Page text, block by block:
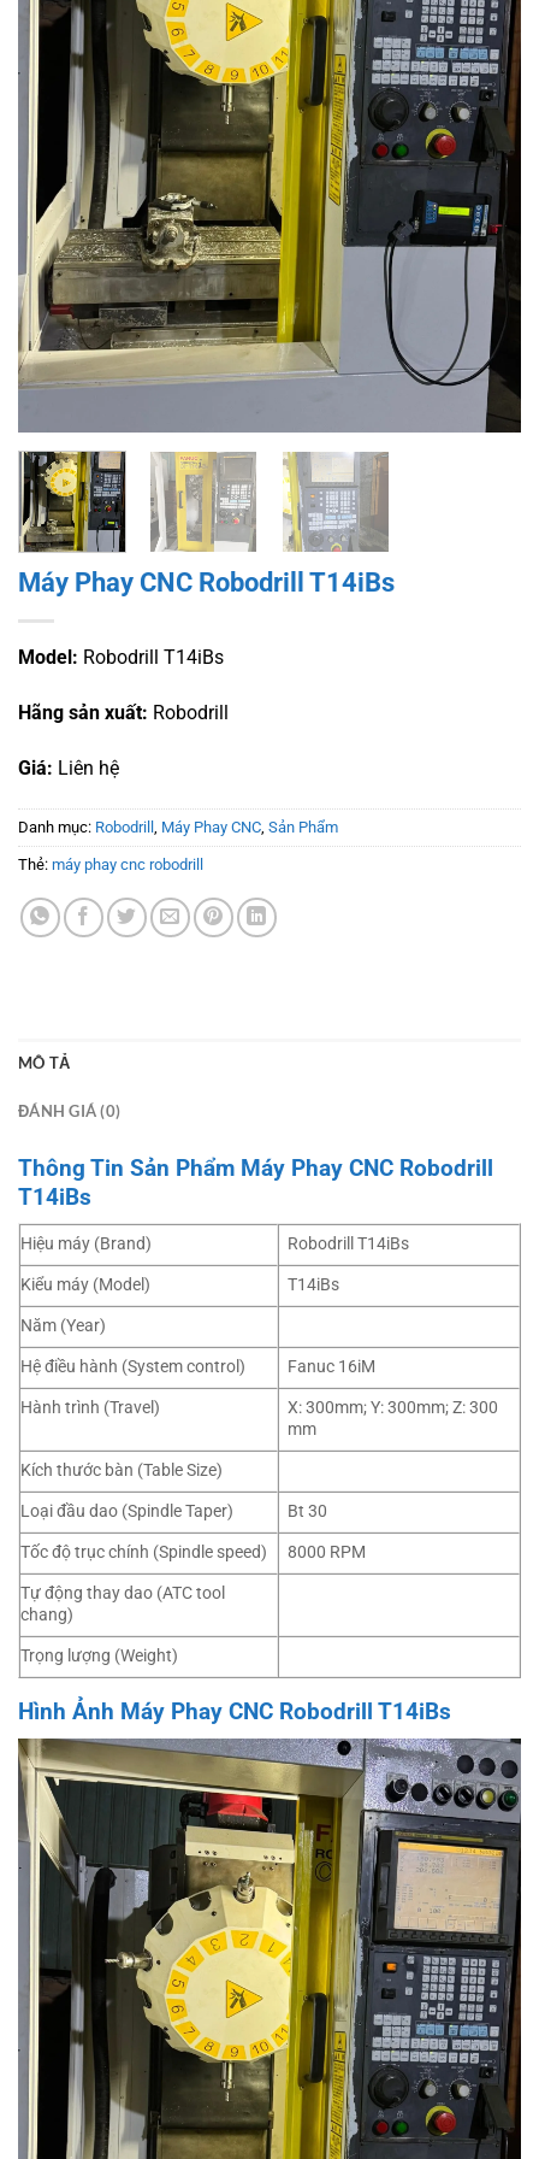
Máy Phay CNC Robodrill T14iBs
Model: Robodrill T14iBs
Hãng sản xuất: Robodrill
Giá: Liên hệ
Danh mục: Robodrill Máy Phay CNC Sản Phẩm
Thẻ: máy phay cnc robodrill
MÔ TẢ
ĐÁNH GIÁ (0)
Thông Tin Sản Phẩm Máy Phay CNC Robodrill
T14iBs
Hiệu máy (Brand)
Robodrill T14iBs
Kiểu máy (Model)
T14iBs
Năm (Year)
Hệ điều hành (System control)
Fanuc 16iM
Hành trình (Travel)
X: 300mm; Y: 300mm; Z: 300
mm
Kích thước bàn (Table Size)
Loại đầu dao (Spindle Taper)
Bt 30
Tốc độ trục chính (Spindle speed)
8000 RPM
Tự động thay dao (ATC tool
chang)
Trọng lượng (Weight)
Hình Ảnh Máy Phay CNC Robodrill T14iBs